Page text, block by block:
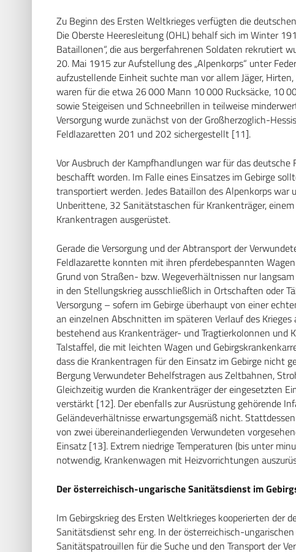
Zu Beginn des Ersten Weltkrieges verfügten die
Die Oberste Heeresleitung (OHL) behalf sich im Winter
Bataillonen“, die aus bergerfahrenen Soldaten rekrutiert
20. Mai 1915 zur Aufstellung des „Alpenkorps“ unter
aufzustellende Einheit suchte man vor allem Jäger,
waren für die etwa 26 000 Mann 10 000 Rucksäcke, 10
sowie Steigeisen und Schneebrillen in teilweise
Versorgung wurde zunächst von der Großherzoglich-
Feldlazaretten 201 und 202 sichergestellt [11].
Vor Ausbruch der Kampfhandlungen war für das
beschafft worden. Im Falle eines Einsatzes im Gebirge
transportiert werden. Jedes Bataillon des Alpenkorps
Unberittene, 32 Sanitätstaschen für Krankenträger,
Krankentragen ausgerüstet.
Gerade die Versorgung und der Abtransport der
Feldlazarette konnten mit ihren pferdebespannten
Grund von Straßen- bzw. Wegeverhältnissen nur
in den Stellungskrieg ausschließlich in Ortschaften oder
Versorgung – sofern im Gebirge überhaupt von einer
an einzelnen Abschnitten im späteren Verlauf des
bestehend aus Krankenträger- und Tragtierkolonnen und
Talstaffel, die mit leichten Wagen und
dass die Krankentragen für den Einsatz im Gebirge nicht
Bergung Verwundeter Behelfstragen aus Zeltbahnen,
Gleichzeitig wurden die Krankenträger der eingesetzten
verstärkt [12]. Der ebenfalls zur Ausrüstung gehörende
Geländeverhältnisse erwartungsgemäß nicht.
von zwei übereinanderliegenden Verwundeten
Einsatz [13]. Extrem niedrige Temperaturen (bis unter
notwendig, Krankenwagen mit Heizvorrichtungen
Der österreichisch-ungarische Sanitätsdienst im
Im Gebirgskrieg des Ersten Weltkrieges kooperierten der
Sanitätsdienst sehr eng. In der österreichisch-
Sanitätspatrouillen für die Suche und den Transport der